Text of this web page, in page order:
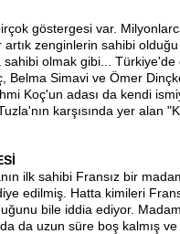
göstergesi var.
zenginlerin sahibi
sahibi olmak gibi...
Belma Simavi ve Ömer
Koç'un adası da kendi
karşısında yer alan
ilk sahibi Fransız bir
edilmiş. Hatta kimileri
bile iddia ediyor.
da uzun süre boş kalmış